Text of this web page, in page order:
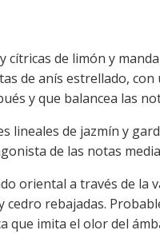
cítricas de limón y
de anís estrellado,
y que balancea las
lineales de jazmín y
de las notas
oriental a través de la
cedro rebajadas.
que imita el olor del